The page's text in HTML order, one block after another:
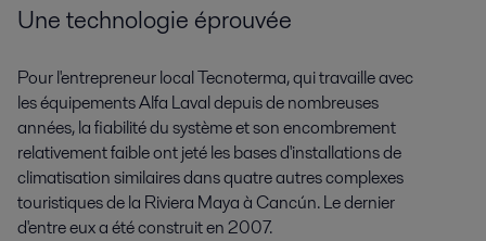
Une technologie éprouvée
Pour l'entrepreneur local Tecnoterma, qui travaille avec
les équipements Alfa Laval depuis de nombreuses
années, la fiabilité du système et son encombrement
relativement faible ont jeté les bases d'installations de
climatisation similaires dans quatre autres complexes
touristiques de la Riviera Maya à Cancún. Le dernier
d'entre eux a été construit en 2007.